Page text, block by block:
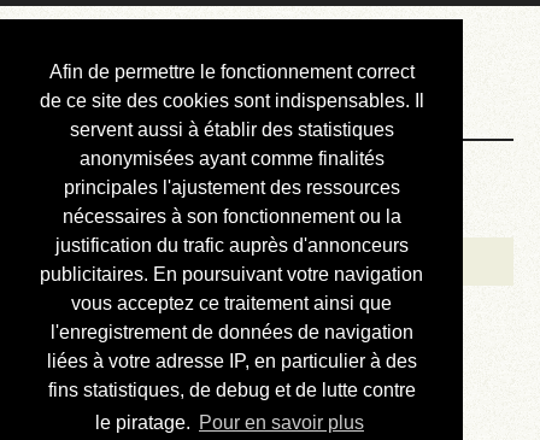
Afin de permettre le fonctionnement correct
de ce site des cookies sont indispensables. Il
servent aussi à établir des statistiques
anonymisées ayant comme finalités
principales l'ajustement des ressources
nécessaires à son fonctionnement ou la
justification du trafic auprès d'annonceurs
publicitaires. En poursuivant votre navigation
vous acceptez ce traitement ainsi que
l'enregistrement de données de navigation
liées à votre adresse IP, en particulier à des
fins statistiques, de debug et de lutte contre
le piratage. Pour en savoir plus
Courbis, « LE »
Blog Officiel
Bienvenue
Réalisations
Divers (et d’été)
Annonces
Liens externes
Téléchargement